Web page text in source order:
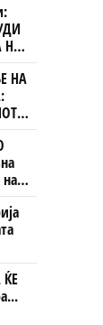
НА
НА